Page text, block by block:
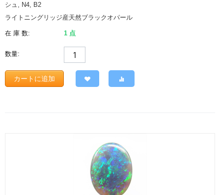
シュ, N4, B2
ライトニングリッジ産天然ブラックオパール
在 庫 数: 1 点
数量:
カートに追加